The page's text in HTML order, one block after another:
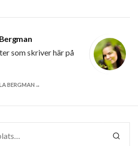
som skriver här på
BERGMAN
SÖK